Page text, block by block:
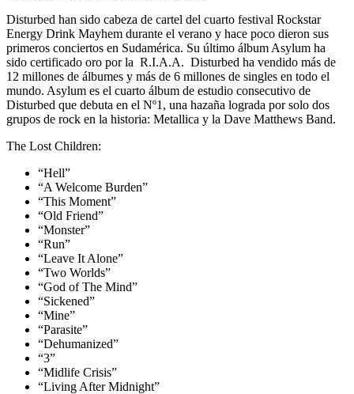
Disturbed han sido cabeza de cartel del cuarto festival Rockstar
Energy Drink Mayhem durante el verano y hace poco dieron sus
primeros conciertos en Sudamérica. Su último álbum Asylum ha
sido certificado oro por la R.I.A.A. Disturbed ha vendido más de
12 millones de álbumes y más de 6 millones de singles en todo el
mundo. Asylum es el cuarto álbum de estudio consecutivo de
Disturbed que debuta en el Nº1, una hazaña lograda por solo dos
grupos de rock en la historia: Metallica y la Dave Matthews Band.
The Lost Children:
“Hell”
“A Welcome Burden”
“This Moment”
“Old Friend”
“Monster”
“Run”
“Leave It Alone”
“Two Worlds”
“God of The Mind”
“Sickened”
“Mine”
“Parasite”
“Dehumanized”
“3”
“Midlife Crisis”
“Living After Midnight”